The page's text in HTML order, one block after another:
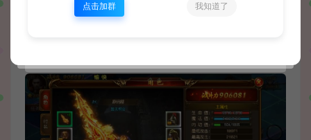
点击加群 我知道了